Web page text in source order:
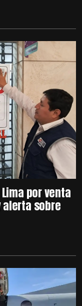
por venta
alerta sobre